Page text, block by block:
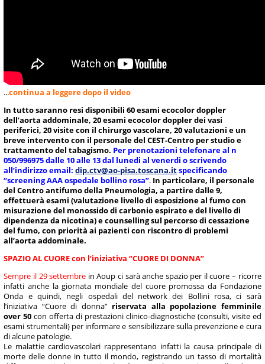
...continua a leggere dopo il video
In tutto saranno resi disponibili 60 esami ecocolor doppler
dell’aorta addominale, 20 esami ecocolor doppler dei vasi
periferici, 20 visite con il chirurgo vascolare, 20 valutazioni e un
breve intervento con il personale del CEST-Centro per studio e
trattamento del tabagismo. Per prenotazioni telefonare al n
050/996975 dalle 10 alle 13 dal lunedi al venerdi o scrivendo
all’indirizzo email:dip.ctv@ao-pisa.toscana.itspecificando
“screening AAA ospedale bollino rosa”. In particolare, il personale
del Centro antifumo della Pneumologia, a partire dalle 9,
effettuerà esami (valutazione livello di esposizione al fumo con
misurazione del monossido di carbonio espirato e del livello di
dipendenza da nicotina) e counselling sul percorso di cessazione
del fumo, con priorità ai pazienti con riscontro di problemi
all’aorta addominale.
SPAZIO AL CUORE con l’iniziativa “CUORE DI DONNA”
Sempre il 29 settembre in Aoup ci sarà anche spazio per il cuore – ricorre
infatti anche la giornata mondiale del cuore promossa da Fondazione
Onda e quindi, negli ospedali del network dei Bollini rosa, ci sarà
l’iniziativa “Cuore di donna” riservata alla popolazione femminile
over 50 con offerta di prestazioni clinico-diagnostiche (consulti, visite ed
esami strumentali) per informare e sensibilizzare sulla prevenzione e cura
di alcune patologie.
Le malattie cardiovascolari rappresentano infatti la causa principale di
morte delle donne in tutto il mondo, registrando un tasso di mortalità